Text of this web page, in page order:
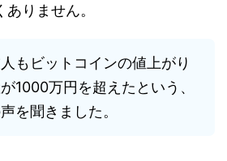
りません。
もビットコインの値上がり
1000万円を超えたという、
を聞きました。